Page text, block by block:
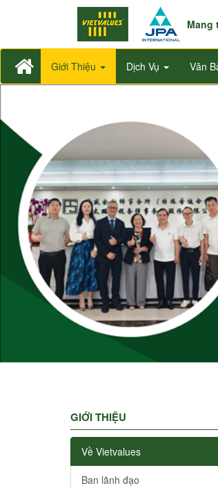
Mang
Giới Thiệu Dịch Vụ Văn
GIỚI THIỆU
Về Vietvalues
Ban lãnh đạo